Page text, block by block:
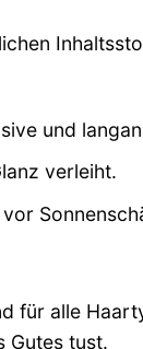
und
verleiht.
für alle
Gutes tust.